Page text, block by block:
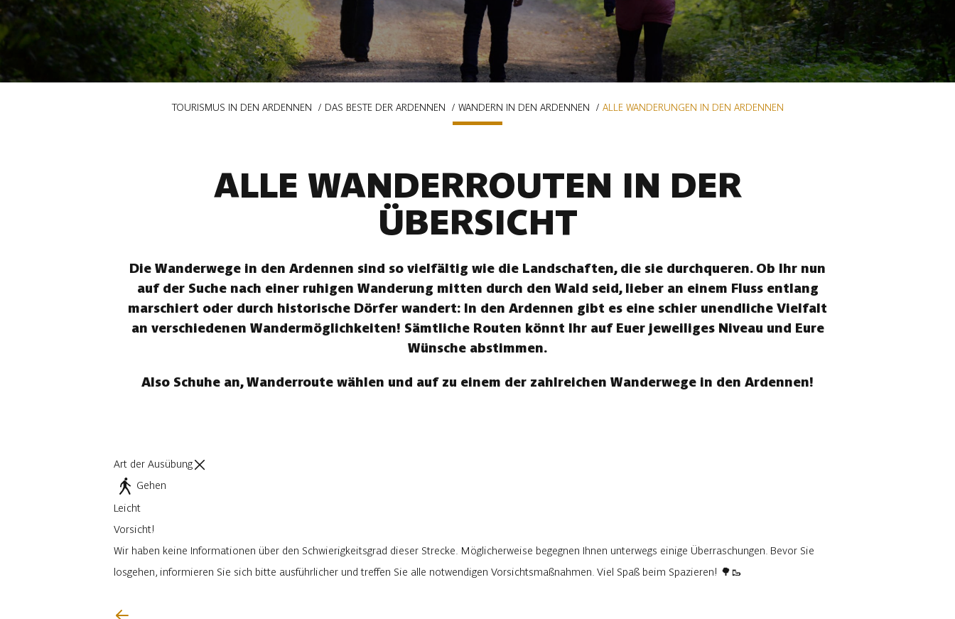
TOURISMUS IN DEN ARDENNEN DAS BESTE DER ARDENNEN WANDERN IN DEN ARDENNEN ALLE WANDERUNGEN IN DEN ARDENNEN
ALLE WANDERROUTEN IN DER
ÜBERSICHT
Die Wanderwege in den Ardennen sind so vielfältig wie die Landschaften, die sie durchqueren. Ob Ihr nun
auf der Suche nach einer ruhigen Wanderung mitten durch den Wald seid, lieber an einem Fluss entlang
marschiert oder durch historische Dörfer wandert: In den Ardennen gibt es eine schier unendliche Vielfalt
an verschiedenen Wandermöglichkeiten! Sämtliche Routen könnt Ihr auf Euer jeweiliges Niveau und Eure
Wünsche abstimmen.
Also Schuhe an, Wanderroute wählen und auf zu einem der zahlreichen Wanderwege in den Ardennen!
Art der Ausübung
Gehen
Leicht
Vorsicht!
Wir haben keine Informationen über den Schwierigkeitsgrad dieser Strecke. Möglicherweise begegnen Ihnen unterwegs einige Überraschungen. Bevor Sie
losgehen, informieren Sie sich bitte ausführlicher und treffen Sie alle notwendigen Vorsichtsmaßnahmen. Viel Spaß beim Spazieren! 🌳🥾